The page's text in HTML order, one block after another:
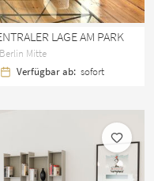
LAGE AM PARK
Mitte
Verfügbar ab: sofort